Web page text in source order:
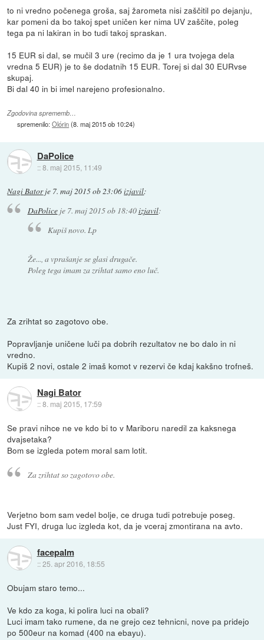
to ni vredno počenega groša, saj žarometa nisi zaščitil po dejanju,
kar pomeni da bo takoj spet uničen ker nima UV zaščite, poleg
tega pa ni lakiran in bo tudi takoj spraskan.
15 EUR si dal, se mučil 3 ure (recimo da je 1 ura tvojega dela
vredna 5 EUR) je to še dodatnih 15 EUR. Torej si dal 30 EURvse
skupaj.
Bi dal 40 in bi imel narejeno profesionalno.
Zgodovina sprememb…
spremenilo:Olórin(8. maj 2015 ob 10:24)
DaPolice
::8. maj 2015, 11:49
Nagi Batorje 7. maj 2015 ob 23:06izjavil:
DaPoliceje 7. maj 2015 ob 18:40izjavil:
Kupiš novo. Lp
Že..., a vprašanje se glasi drugače.
Poleg tega imam za zrihtat samo eno luč.
Za zrihtat so zagotovo obe.
Popravljanje uničene luči pa dobrih rezultatov ne bo dalo in ni
vredno.
Kupiš 2 novi, ostale 2 imaš komot v rezervi če kdaj kakšno trofneš.
Nagi Bator
::8. maj 2015, 17:59
Se pravi nihce ne ve kdo bi to v Mariboru naredil za kaksnega
dvajsetaka?
Bom se izgleda potem moral sam lotit.
Za zrihtat so zagotovo obe.
Verjetno bom sam vedel bolje, ce druga tudi potrebuje poseg.
Just FYI, druga luc izgleda kot, da je vceraj zmontirana na avto.
facepalm
::25. apr 2016, 18:55
Obujam staro temo...
Ve kdo za koga, ki polira luci na obali?
Luci imam tako rumene, da ne grejo cez tehnicni, nove pa pridejo
po 500eur na komad (400 na ebayu).